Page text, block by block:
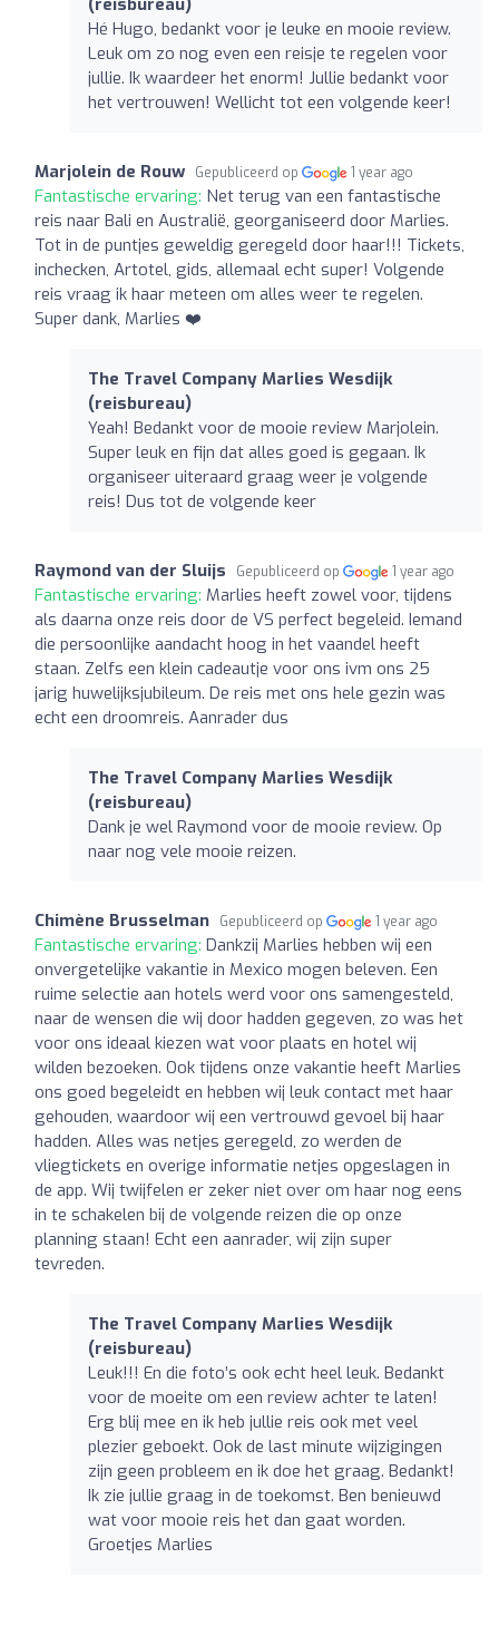
Hé Hugo, bedankt voor je leuke en mooie review.
Leuk om zo nog even een reisje te regelen voor
jullie. Ik waardeer het enorm! Jullie bedankt voor
het vertrouwen! Wellicht tot een volgende keer!
Marjolein de Rouw Gepubliceerd op 1 year ago
Fantastische ervaring: Net terug van een fantastische
reis naar Bali en Australië, georganiseerd door Marlies.
Tot in de puntjes geweldig geregeld door haar!!! Tickets,
inchecken, Artotel, gids, allemaal echt super! Volgende
reis vraag ik haar meteen om alles weer te regelen.
Super dank, Marlies ❤️
The Travel Company Marlies Wesdijk
(reisbureau)
Yeah! Bedankt voor de mooie review Marjolein.
Super leuk en fijn dat alles goed is gegaan. Ik
organiseer uiteraard graag weer je volgende
reis! Dus tot de volgende keer
Raymond van der Sluijs Gepubliceerd op 1 year ago
Fantastische ervaring: Marlies heeft zowel voor, tijdens
als daarna onze reis door de VS perfect begeleid. Iemand
die persoonlijke aandacht hoog in het vaandel heeft
staan. Zelfs een klein cadeautje voor ons ivm ons 25
jarig huwelijksjubileum. De reis met ons hele gezin was
echt een droomreis. Aanrader dus
The Travel Company Marlies Wesdijk
(reisbureau)
Dank je wel Raymond voor de mooie review. Op
naar nog vele mooie reizen.
Chimène Brusselman Gepubliceerd op 1 year ago
Fantastische ervaring: Dankzij Marlies hebben wij een
onvergetelijke vakantie in Mexico mogen beleven. Een
ruime selectie aan hotels werd voor ons samengesteld,
naar de wensen die wij door hadden gegeven, zo was het
voor ons ideaal kiezen wat voor plaats en hotel wij
wilden bezoeken. Ook tijdens onze vakantie heeft Marlies
ons goed begeleidt en hebben wij leuk contact met haar
gehouden, waardoor wij een vertrouwd gevoel bij haar
hadden. Alles was netjes geregeld, zo werden de
vliegtickets en overige informatie netjes opgeslagen in
de app. Wij twijfelen er zeker niet over om haar nog eens
in te schakelen bij de volgende reizen die op onze
planning staan! Echt een aanrader, wij zijn super
tevreden.
The Travel Company Marlies Wesdijk
(reisbureau)
Leuk!!! En die foto’s ook echt heel leuk. Bedankt
voor de moeite om een review achter te laten!
Erg blij mee en ik heb jullie reis ook met veel
plezier geboekt. Ook de last minute wijzigingen
zijn geen probleem en ik doe het graag. Bedankt!
Ik zie jullie graag in de toekomst. Ben benieuwd
wat voor mooie reis het dan gaat worden.
Groetjes Marlies